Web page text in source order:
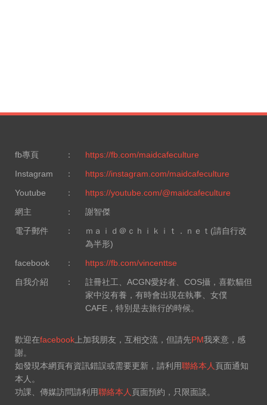
fb專頁 ：
https://fb.com/maidcafeculture
Instagram
：
https://instagram.com/maidcafeculture
Youtube
：
https://youtube.com/@maidcafeculture
網主
：
謝智傑
電子郵件
：
ｍａｉｄ＠ｃｈｉｋｉｔ．ｎｅｔ(請自行改
為半形)
facebook
：
https://fb.com/vincenttse
自我介紹
：
註冊社工、ACGN愛好者、COS攝，喜歡貓但
家中沒有養，有時會出現在執事、女僕
CAFE，特別是去旅行的時候。
歡迎在facebook 上加我朋友，互相交流，但請先PM我來意，感
謝。
如發現本網頁有資訊錯誤或需要更新，請利用聯絡本人 頁面通知
本人。
功課、傳媒訪問請利用聯絡本人 頁面預約，只限面談。